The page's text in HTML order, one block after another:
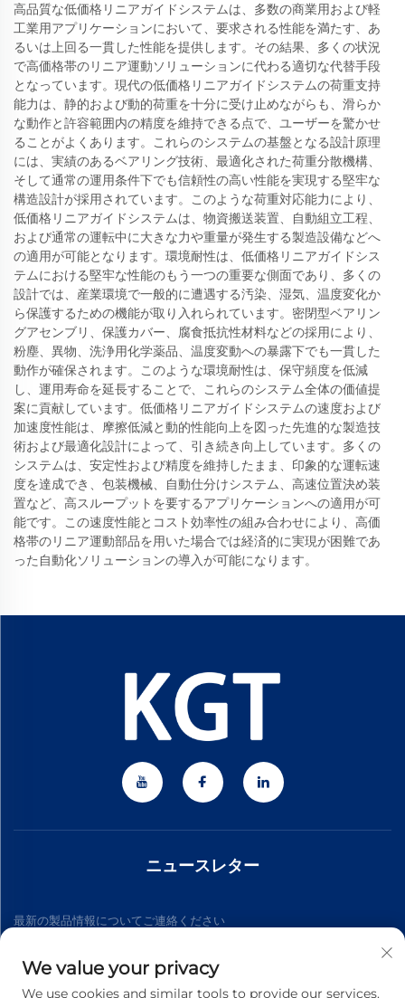
高品質な低価格リニアガイドシステムは、多数の商業用および軽
工業用アプリケーションにおいて、要求される性能を満たす、あ
るいは上回る一貫した性能を提供します。その結果、多くの状況
で高価格帯のリニア運動ソリューションに代わる適切な代替手段
となっています。現代の低価格リニアガイドシステムの荷重支持
能力は、静的および動的荷重を十分に受け止めながらも、滑らか
な動作と許容範囲内の精度を維持できる点で、ユーザーを驚かせ
ることがよくあります。これらのシステムの基盤となる設計原理
には、実績のあるベアリング技術、最適化された荷重分散機構、
そして通常の運用条件下でも信頼性の高い性能を実現する堅牢な
構造設計が採用されています。このような荷重対応能力により、
低価格リニアガイドシステムは、物資搬送装置、自動組立工程、
および通常の運転中に大きな力や重量が発生する製造設備などへ
の適用が可能となります。環境耐性は、低価格リニアガイドシス
テムにおける堅牢な性能のもう一つの重要な側面であり、多くの
設計では、産業環境で一般的に遭遇する汚染、湿気、温度変化か
ら保護するための機能が取り入れられています。密閉型ベアリン
グアセンブリ、保護カバー、腐食抵抗性材料などの採用により、
粉塵、異物、洗浄用化学薬品、温度変動への暴露下でも一貫した
動作が確保されます。このような環境耐性は、保守頻度を低減
し、運用寿命を延長することで、これらのシステム全体の価値提
案に貢献しています。低価格リニアガイドシステムの速度および
加速度性能は、摩擦低減と動的性能向上を図った先進的な製造技
術および最適化設計によって、引き続き向上しています。多くの
システムは、安定性および精度を維持したまま、印象的な運転速
度を達成でき、包装機械、自動仕分けシステム、高速位置決め装
置など、高スループットを要するアプリケーションへの適用が可
能です。この速度性能とコスト効率性の組み合わせにより、高価
格帯のリニア運動部品を用いた場合では経済的に実現が困難であ
った自動化ソリューションの導入が可能になります。
ニュースレター
最新の製品情報についてご連絡ください
We value your privacy
We use cookies and similar tools to provide our services.